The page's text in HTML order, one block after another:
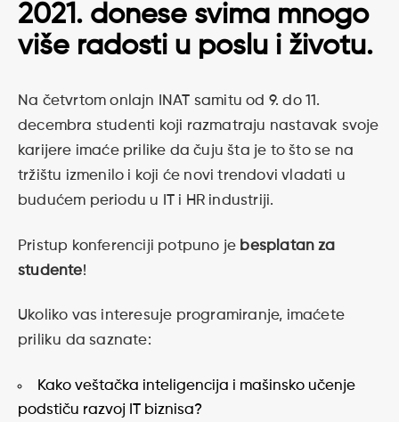
2021. donese svima mnogo
više radosti u poslu i životu.
Na četvrtom onlajn INAT samitu od 9. do 11.
decembra studenti koji razmatraju nastavak svoje
karijere imaće prilike da čuju šta je to što se na
tržištu izmenilo i koji će novi trendovi vladati u
budućem periodu u IT i HR industriji.
Pristup konferenciji potpuno je besplatan za
studente!
Ukoliko vas interesuje programiranje, imaćete
priliku da saznate:
Kako veštačka inteligencija i mašinsko učenje
podstiču razvoj IT biznisa?